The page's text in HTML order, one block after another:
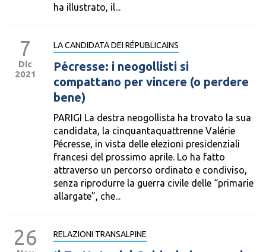
ha illustrato, il...
7
Dic
2021
LA CANDIDATA DEI RÉPUBLICAINS
Pécresse: i neogollisti si
compattano per vincere (o perdere
bene)
PARIGI La destra neogollista ha trovato la sua
candidata, la cinquantaquattrenne Valérie
Pécresse, in vista delle elezioni presidenziali
francesi del prossimo aprile. Lo ha fatto
attraverso un percorso ordinato e condiviso,
senza riprodurre la guerra civile delle “primarie
allargate”, che...
26 RELAZIONI TRANSALPINE